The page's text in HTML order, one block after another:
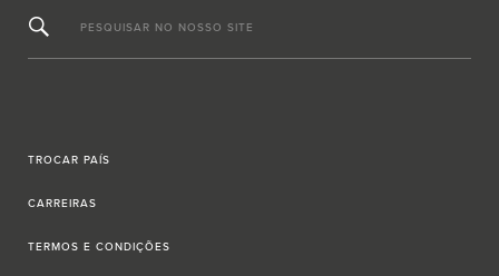
PESQUISAR NO NOSSO SITE
TROCAR PAÍS
CARREIRAS
TERMOS E CONDIÇÕES